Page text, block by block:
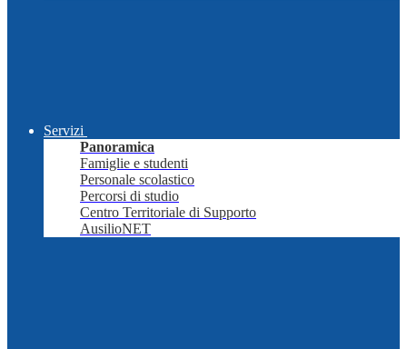
Servizi
Panoramica
Famiglie e studenti
Personale scolastico
Percorsi di studio
Centro Territoriale di Supporto
AusilioNET